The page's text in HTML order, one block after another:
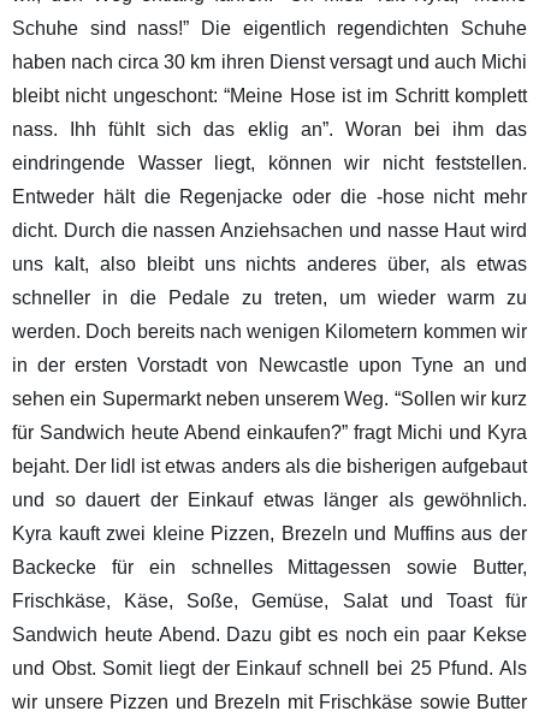
Schuhe sind nass!” Die eigentlich regendichten Schuhe
haben nach circa 30 km ihren Dienst versagt und auch Michi
bleibt nicht ungeschont: “Meine Hose ist im Schritt komplett
nass. Ihh fühlt sich das eklig an”. Woran bei ihm das
eindringende Wasser liegt, können wir nicht feststellen.
Entweder hält die Regenjacke oder die -hose nicht mehr
dicht. Durch die nassen Anziehsachen und nasse Haut wird
uns kalt, also bleibt uns nichts anderes über, als etwas
schneller in die Pedale zu treten, um wieder warm zu
werden. Doch bereits nach wenigen Kilometern kommen wir
in der ersten Vorstadt von Newcastle upon Tyne an und
sehen ein Supermarkt neben unserem Weg. “Sollen wir kurz
für Sandwich heute Abend einkaufen?” fragt Michi und Kyra
bejaht. Der lidl ist etwas anders als die bisherigen aufgebaut
und so dauert der Einkauf etwas länger als gewöhnlich.
Kyra kauft zwei kleine Pizzen, Brezeln und Muffins aus der
Backecke für ein schnelles Mittagessen sowie Butter,
Frischkäse, Käse, Soße, Gemüse, Salat und Toast für
Sandwich heute Abend. Dazu gibt es noch ein paar Kekse
und Obst. Somit liegt der Einkauf schnell bei 25 Pfund. Als
wir unsere Pizzen und Brezeln mit Frischkäse sowie Butter